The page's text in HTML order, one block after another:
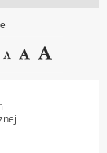
pomiędzy
Zmniejsz
Domyślny